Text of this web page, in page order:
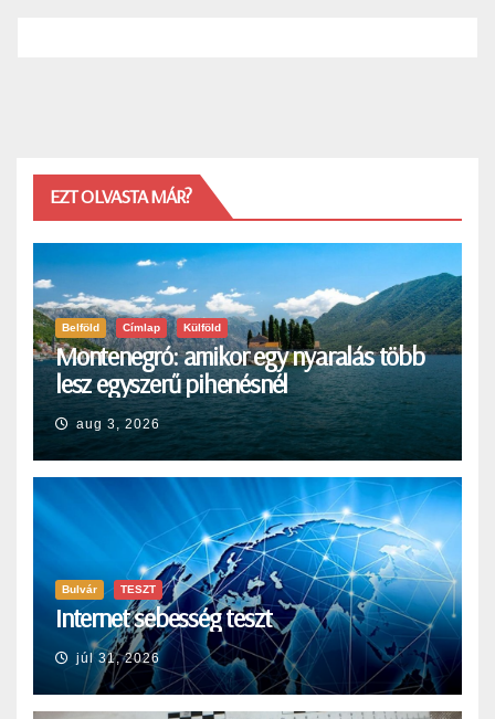
EZT OLVASTA MÁR?
Belföld Címlap Külföld
Montenegró: amikor egy nyaralás több
lesz egyszerű pihenésnél
aug 3, 2026
Bulvár TESZT
Internet sebesség teszt
júl 31, 2026